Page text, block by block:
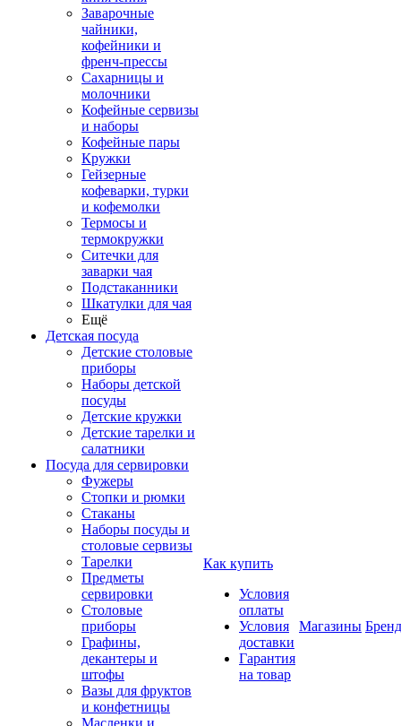
Заварочные
чайники,
кофейники и
френч-прессы
Сахарницы и
молочники
Кофейные сервизы
и наборы
Кофейные пары
Кружки
Гейзерные
кофеварки, турки
и кофемолки
Термосы и
термокружки
Ситечки для
заварки чая
Подстаканники
Шкатулки для чая
Ещё
Детская посуда
Детские столовые
приборы
Наборы детской
посуды
Детские кружки
Детские тарелки и
салатники
Посуда для сервировки
Фужеры
Стопки и рюмки
Стаканы
Наборы посуды и
столовые сервизы
Тарелки
Предметы
сервировки
Столовые
приборы
Графины,
декантеры и
штофы
Вазы для фруктов
и конфетницы
Масленки и
Как купить
Условия
оплаты
Условия
доставки
Гарантия
на товар
Магазины